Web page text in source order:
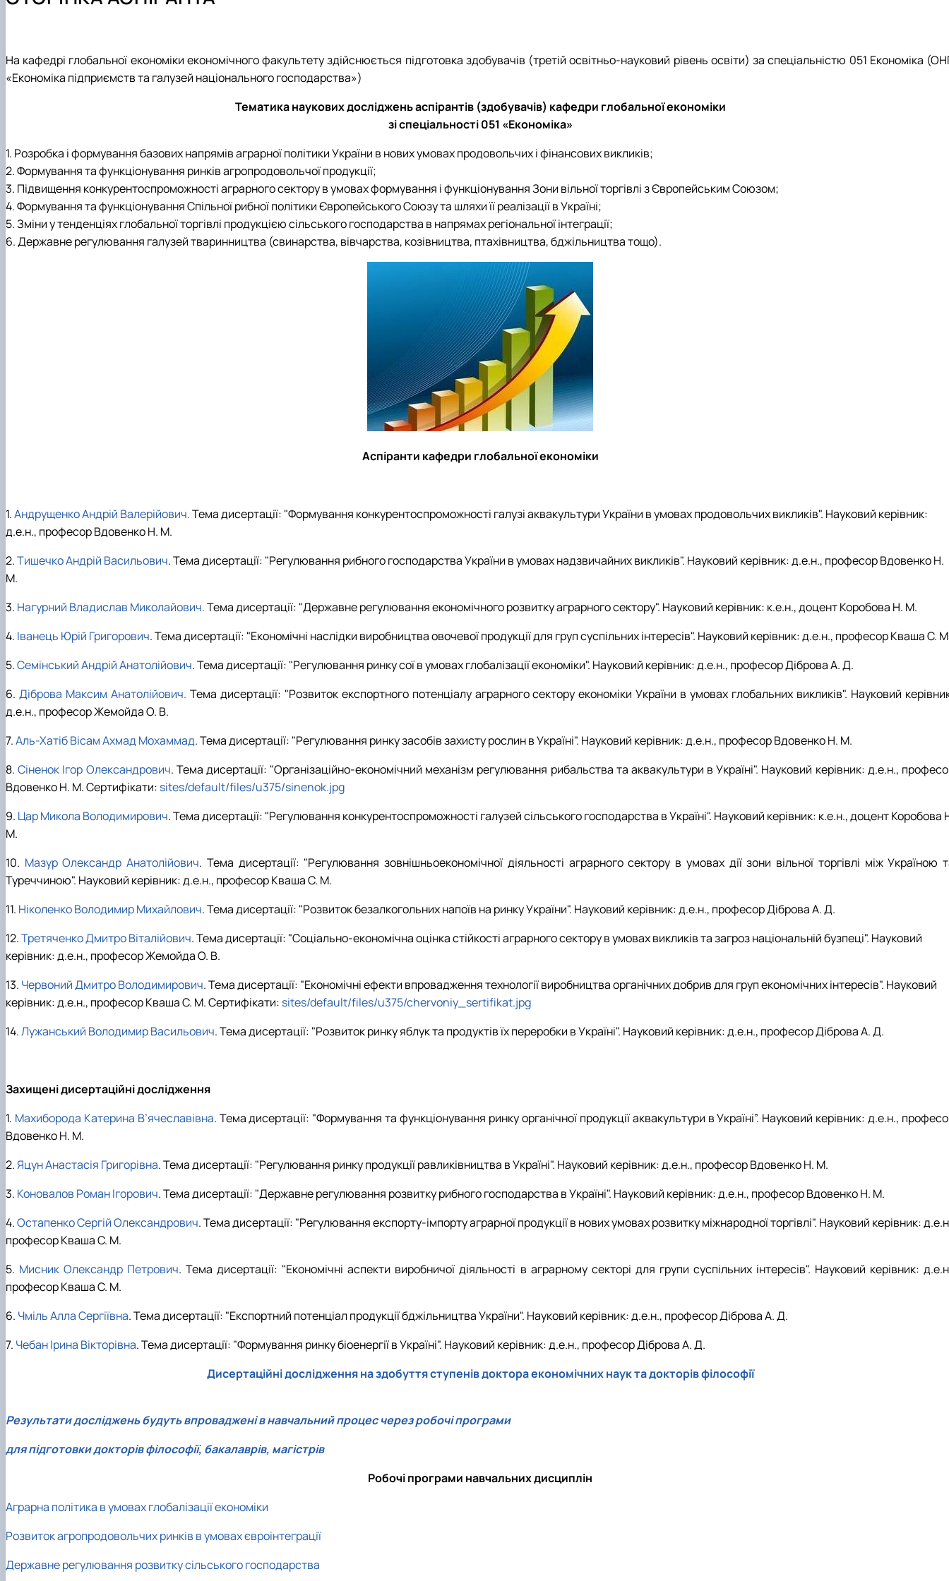
Офіційні документи
Навчально-методична робота
Практична підготовка
Співпраця з підприємствами, установами, організаціями
Психологічна підтримка
Буклети освітніх програм
Конференції
Digital-Twin-університету
План дій з гендерної рівності та рівних можливостей
Науковий гурток "Міжнародна економіка"
На кафедрі глобальної економіки економічного факультету здійснюється підготовка здобувачів (третій освітньо-науковий рівень освіти) за спеціальністю 051 Економіка
«Економіка підприємств та галузей національного господарства»)
Тематика наукових досліджень аспірантів (здобувачів) кафедри глобальної економіки
зі спеціальності 051 «Економіка»
1. Розробка і формування базових напрямів аграрної політики України в нових умовах продовольчих і фінансових викликів;
2. Формування та функціонування ринків агропродовольчої продукції;
3. Підвищення конкурентоспроможності аграрного сектору в умовах формування і функціонування Зони вільної торгівлі з Європейським Союзом;
4. Формування та функціонування Спільної рибної політики Європейського Союзу та шляхи її реалізації в Україні;
5. Зміни у тенденціях глобальної торгівлі продукцією сільського господарства в напрямах регіональної інтеграції;
6. Державне регулювання галузей тваринництва (свинарства, вівчарства, козівництва, птахівництва, бджільництва тощо).
Аспіранти кафедри глобальної економіки
1.Андрущенко Андрій Валерійович.Тема дисертації: "Формування конкурентоспроможності галузі аквакультури України в умовах продовольчих викликів". Науковий керівник:
д.е.н., професор Вдовенко Н. М.
2.Тишечко Андрій Васильович. Тема дисертації: "Регулювання рибного господарства України в умовах надзвичайних викликів". Науковий керівник: д.е.н., професор Вдовенко Н.
М.
3. Нагурний Владислав Миколайович.Тема дисертації: "Державне регулювання економічного розвитку аграрного сектору". Науковий керівник: к.е.н., доцент Коробова Н. М.
4. Іванець Юрій Григорович. Тема дисертації: "Економічні наслідки виробництва овочевої продукції для груп суспільних інтересів". Науковий керівник: д.е.н., професор Кваша С.
5.Семінський Андрій Анатолійович. Тема дисертації: "Регулювання ринку сої в умовах глобалізації економіки". Науковий керівник: д.е.н., професор Діброва А. Д.
6. Діброва Максим Анатолійович. Тема дисертації: "Розвиток експортного потенціалу аграрного сектору економіки України в умовах глобальних викликів". Науковий
д.е.н., професор Жемойда О. В.
7.Аль-Хатіб Вісам Ахмад Мохаммад. Тема дисертації: "Регулювання ринку засобів захисту рослин в Україні". Науковий керівник: д.е.н., професор Вдовенко Н. М.
8.Сіненок Ігор Олександрович. Тема дисертації: "Організаційно-економічний механізм регулювання рибальства та аквакультури в Україні". Науковий керівник: д.е.н.,
Вдовенко Н. М. Сертифікати: sites/default/files/u375/sinenok.jpg
9. Цар Микола Володимирович. Тема дисертації: "Регулювання конкурентоспроможності галузей сільського господарства в Україні". Науковий керівник: к.е.н., доцент Коробова
М.
10. Мазур Олександр Анатолійович. Тема дисертації: "Регулювання зовнішньоекономічної діяльності аграрного сектору в умовах дії зони вільної торгівлі між Україною
Туреччиною". Науковий керівник: д.е.н., професор Кваша С. М.
11. Ніколенко Володимир Михайлович. Тема дисертації: "Розвиток безалкогольних напоїв на ринку України". Науковий керівник: д.е.н., професор Діброва А. Д.
12.Третяченко Дмитро Віталійович. Тема дисертації: "Соціально-економічна оцінка стійкості аграрного сектору в умовах викликів та загроз національній бузпеці". Науковий
керівник: д.е.н., професор Жемойда О. В.
13. Червоний Дмитро Володимирович. Тема дисертації: "Економічні ефекти впровадження технології виробництва органічних добрив для груп економічних інтересів". Науковий
керівник: д.е.н., професор Кваша С. М. Сертифікати: sites/default/files/u375/chervoniy_sertifikat.jpg
14.Лужанський Володимир Васильович. Тема дисертації: "Розвиток ринку яблук та продуктів їх переробки в Україні". Науковий керівник: д.е.н., професор Діброва А. Д.
Захищені дисертаційні дослідження
1. Махиборода Катерина В’ячеславівна. Тема дисертації: "Формування та функціонування ринку органічної продукції аквакультури в Україні”. Науковий керівник: д.е.н.,
Вдовенко Н. М.
2.Яцун Анастасія Григорівна. Тема дисертації: "Регулювання ринку продукції равликівництва в Україні". Науковий керівник: д.е.н., професор Вдовенко Н. М.
3. Коновалов Роман Ігорович. Тема дисертації: "Державне регулювання розвитку рибного господарства в Україні". Науковий керівник: д.е.н., професор Вдовенко Н. М.
4.Остапенко Сергій Олександрович. Тема дисертації: "Регулювання експорту-імпорту аграрної продукції в нових умовах розвитку міжнародної торгівлі". Науковий керівник:
професор Кваша С. М.
5. Мисник Олександр Петрович. Тема дисертації: "Економічні аспекти виробничої діяльності в аграрному секторі для групи суспільних інтересів". Науковий керівник:
професор Кваша С. М.
6. Чміль Алла Сергіївна. Тема дисертації: "Експортний потенціал продукції бджільництва України". Науковий керівник: д.е.н., професор Діброва А. Д.
7. Чебан Ірина Вікторівна. Тема дисертації: "Формування ринку біоенергії в Україні". Науковий керівник: д.е.н., професор Діброва А. Д.
Дисертаційні дослідження на здобуття ступенів доктора економічних наук та докторів філософії
Результати досліджень будуть впроваджені в навчальний процес через робочі програми
для підготовки докторів філософії, бакалаврів, магістрів
Робочі програми навчальних дисциплін
Аграрна політика в умовах глобалізації економіки
Розвиток агропродовольчих ринків в умовах євроінтеграції
Державне регулювання розвитку сільського господарства